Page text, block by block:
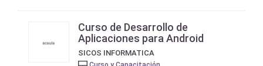
Curso de Desarrollo de
Aplicaciones para Android
SICOS INFORMATICA